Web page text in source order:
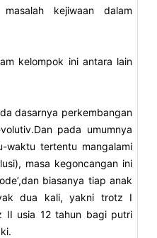
kejiwaan dalam
kelompok ini antara lain
dasarnya perkembangan
pada umumnya
waktu tertentu mangalami
masa kegoncangan ini
biasanya tiap anak
dua kali, yakni trotz I
II usia 12 tahun bagi putri